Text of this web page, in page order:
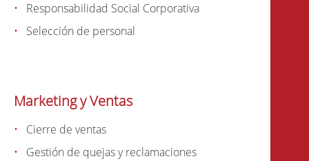
Responsabilidad Social Corporativa
Selección de personal
Marketing y Ventas
Cierre de ventas
Gestión de quejas y reclamaciones